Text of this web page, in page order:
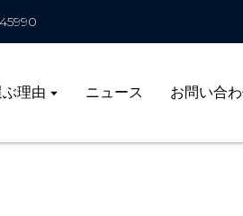
理由 ニュース お問い合